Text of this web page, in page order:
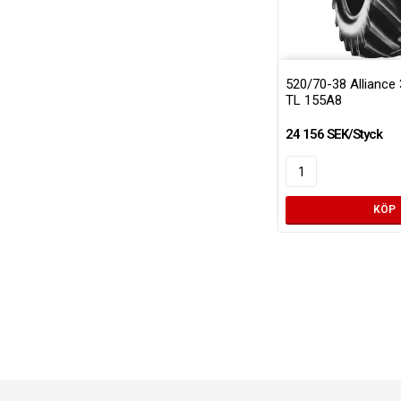
520/70-38 Alliance
TL 155A8
24 156 SEK/Styck
KÖP